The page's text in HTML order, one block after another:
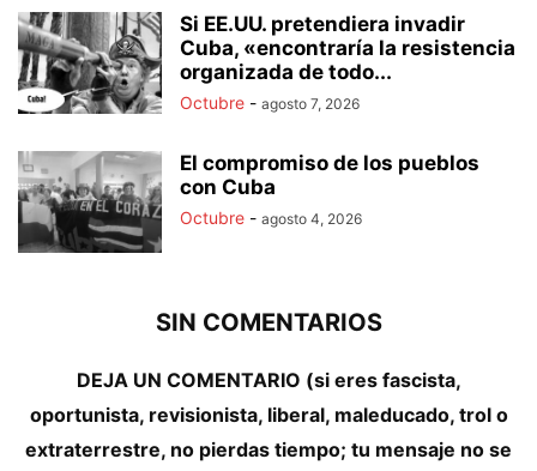
Si EE.UU. pretendiera invadir
Cuba, «encontraría la resistencia
organizada de todo...
Octubre - agosto 7, 2026
El compromiso de los pueblos
con Cuba
Octubre - agosto 4, 2026
SIN COMENTARIOS
DEJA UN COMENTARIO (si eres fascista,
oportunista, revisionista, liberal, maleducado, trol o
extraterrestre, no pierdas tiempo; tu mensaje no se